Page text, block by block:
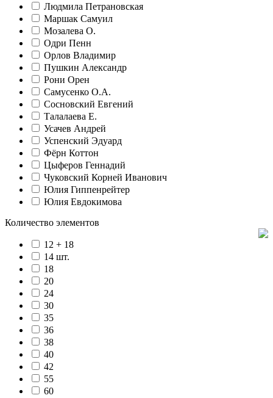
Людмила Петрановская
Маршак Самуил
Мозалева О.
Одри Пенн
Орлов Владимир
Пушкин Александр
Рони Орен
Самусенко О.А.
Сосновский Евгений
Талалаева Е.
Усачев Андрей
Успенский Эдуард
Фёрн Коттон
Цыферов Геннадий
Чуковский Корней Иванович
Юлия Гиппенрейтер
Юлия Евдокимова
Количество элементов
12 + 18
14 шт.
18
20
24
30
35
36
38
40
42
55
60